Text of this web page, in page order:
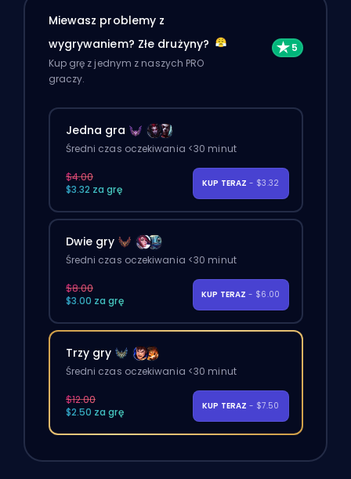
Miewasz problemy z
wygrywaniem? Złe drużyny?
Kup grę z jednym z naszych PRO
graczy.
Jedna gra
Średni czas oczekiwania <30 minut
$4.00
$3.32 za grę
KUP TERAZ - $3.32
Dwie gry
Średni czas oczekiwania <30 minut
$8.00
$3.00 za grę
KUP TERAZ - $6.00
Trzy gry
Średni czas oczekiwania <30 minut
$12.00
$2.50 za grę
KUP TERAZ - $7.50